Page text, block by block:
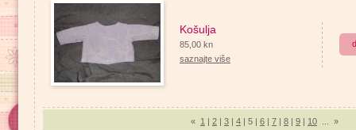
Košulja
85,00 kn
saznajte više
« 1 | 2 | 3 | 4 | 5 | 6 | 7 | 8 | 9 | 10 »